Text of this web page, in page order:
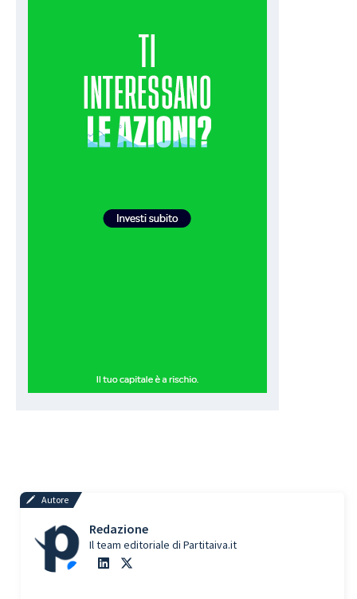
Autore
Redazione
Il team editoriale di Partitaiva.it